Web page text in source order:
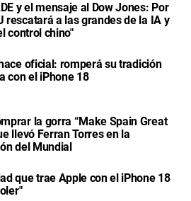
y el mensaje al Dow Jones: Por
rescatará a las grandes de la IA y
control chino"
oficial: romperá su tradición
con el iPhone 18
la gorra “Make Spain Great
llevó Ferran Torres en la
del Mundial
que trae Apple con el iPhone 18